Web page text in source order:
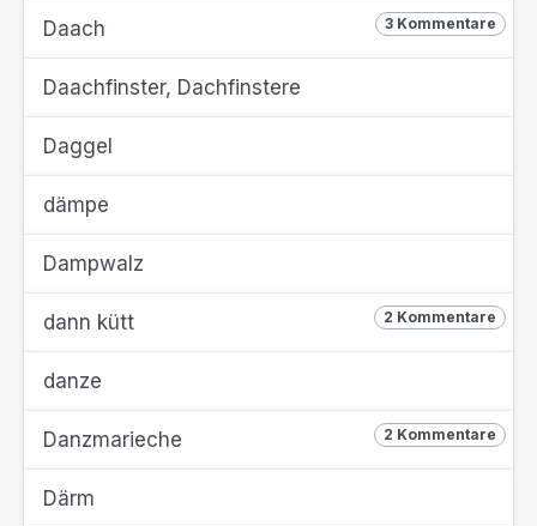
3 Kommentare
Daach
Daachfinster, Dachfinstere
Daggel
dämpe
Dampwalz
2 Kommentare
dann kütt
danze
2 Kommentare
Danzmarieche
Därm